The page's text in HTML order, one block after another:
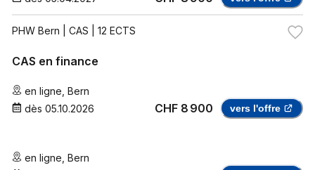
PHW Bern | CAS | 12 ECTS
CAS en finance
en ligne Bern
dès 05.10.2026 CHF 8 900 vers l'offre
en ligne Bern